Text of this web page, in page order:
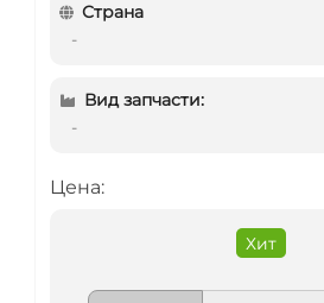
Страна
-
Вид запчасти:
-
Цена:
Хит